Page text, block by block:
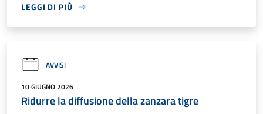
LEGGI DI PIÙ
AVVISI
10 GIUGNO 2026
Ridurre la diffusione della zanzara tigre